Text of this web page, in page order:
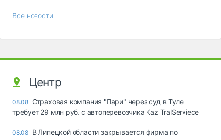
Все новости
Центр
08.08 Страховая компания "Пари" через суд в Туле
требует 29 млн руб. с автоперевозчика Kaz TralServiece
08.08 В Липецкой области закрывается фирма по